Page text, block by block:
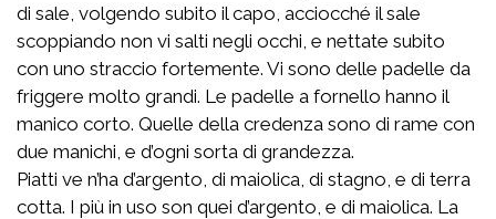
di sale, volgendo subito il capo, acciocché il sale
scoppiando non vi salti negli occhi, e nettate subito
con uno straccio fortemente. Vi sono delle padelle da
friggere molto grandi. Le padelle a fornello hanno il
manico corto. Quelle della credenza sono di rame con
due manichi, e d’ogni sorta di grandezza.
Piatti ve n’ha d’argento, di maiolica, di stagno, e di terra
cotta. I più in uso son quei d’argento, e di maiolica. La